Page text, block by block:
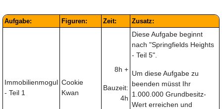
Aufgabe: Figuren: Zeit: Zusatz:
Immobilienmogul
- Teil 1
Cookie
Kwan
8h +
Bauzeit:
4h
Diese Aufgabe beginnt
nach "Springfields Heights
- Teil 5".
Um diese Aufgabe zu
beenden müsst Ihr
1.000.000 Grundbesitz-
Wert erreichen und